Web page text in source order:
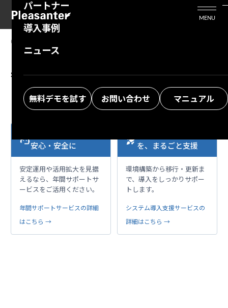
活用シーン
Enterprise Edition
パートナー
プリザンタービジネスを検討中の方
導入事例
ニュース
無料デモを試す お問い合わせ マニュアル
MENU
01.30.2025
FAQ: After installing Pleasanter, the
screen turns blank and I can't operate it.
support_agent安心・安全に
安定運用や活用拡大を見据
えるなら、年間サポートサ
ービスをご活用ください。
年間サポートサービスの詳細
はこちら →
rocket_launchを、まるごと支援
環境構築から移行・更新ま
で、導入をしっかりサポー
トします。
システム導入支援サービスの
詳細はこちら →